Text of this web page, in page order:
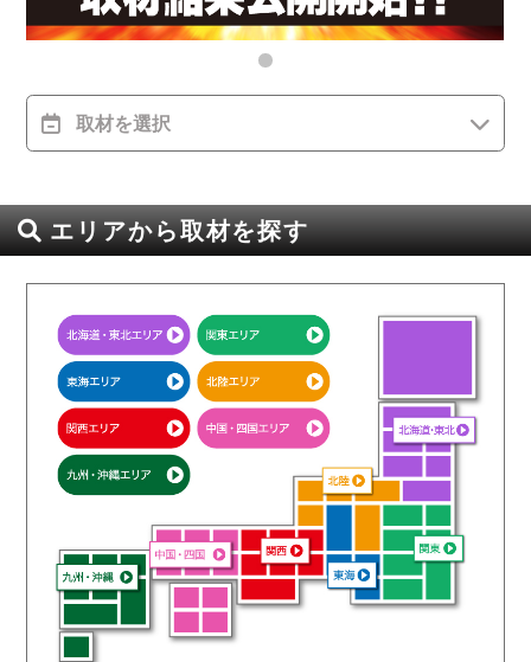
取材を選択
エリアから取材を探す